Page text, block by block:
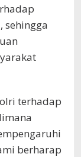
sehingga
terhadap
berharap